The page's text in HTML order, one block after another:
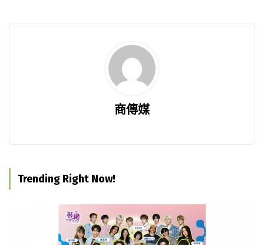
商傳媒
Trending Right Now!